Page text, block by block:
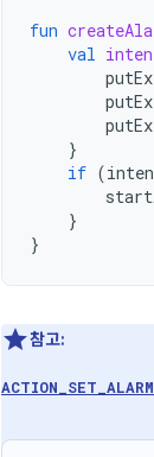
fun
val
}
if (
}
}
참고:
ACTION_SET_ALARM